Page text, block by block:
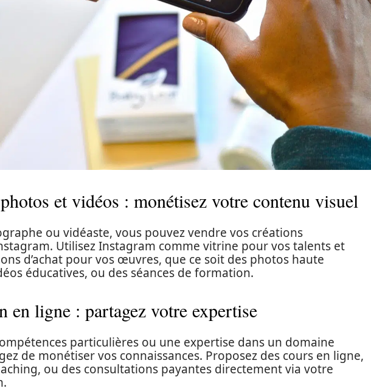
et vidéos : monétisez votre contenu visuel
ou vidéaste, vous pouvez vendre vos créations
Utilisez Instagram comme vitrine pour vos talents et
d’achat pour vos œuvres, que ce soit des photos haute
éducatives, ou des séances de formation.
en ligne : partagez votre expertise
particulières ou une expertise dans un domaine
de monétiser vos connaissances. Proposez des cours en ligne,
ou des consultations payantes directement via votre